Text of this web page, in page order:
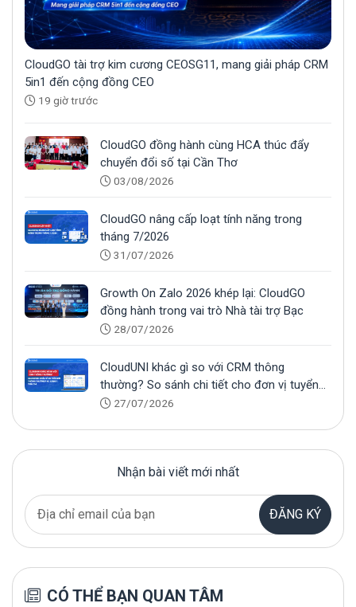
CloudGO tài trợ kim cương CEOSG11, mang giải pháp CRM
5in1 đến cộng đồng CEO
19 giờ trước
CloudGO đồng hành cùng HCA thúc đẩy
chuyển đổi số tại Cần Thơ
03/08/2026
CloudGO nâng cấp loạt tính năng trong
tháng 7/2026
31/07/2026
Growth On Zalo 2026 khép lại: CloudGO
đồng hành trong vai trò Nhà tài trợ Bạc
28/07/2026
CloudUNI khác gì so với CRM thông
thường? So sánh chi tiết cho đơn vị tuyển
sinh27/07/2026
Nhận bài viết mới nhất
ĐĂNG KÝ
CÓ THỂ BẠN QUAN TÂM